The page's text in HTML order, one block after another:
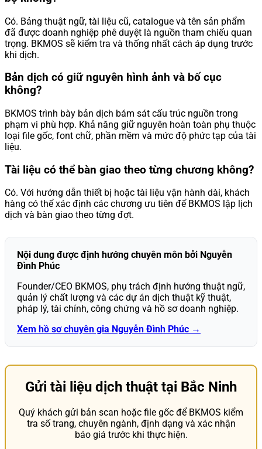
Có. Bảng thuật ngữ, tài liệu cũ, catalogue và tên sản phẩm
đã được doanh nghiệp phê duyệt là nguồn tham chiếu quan
trọng. BKMOS sẽ kiểm tra và thống nhất cách áp dụng trước
khi dịch.
Bản dịch có giữ nguyên hình ảnh và bố cục
không?
BKMOS trình bày bản dịch bám sát cấu trúc nguồn trong
phạm vi phù hợp. Khả năng giữ nguyên hoàn toàn phụ thuộc
loại file gốc, font chữ, phần mềm và mức độ phức tạp của tài
liệu.
Tài liệu có thể bàn giao theo từng chương không?
Có. Với hướng dẫn thiết bị hoặc tài liệu vận hành dài, khách
hàng có thể xác định các chương ưu tiên để BKMOS lập lịch
dịch và bàn giao theo từng đợt.
Nội dung được định hướng chuyên môn bởi Nguyễn
Đình Phúc
Founder/CEO BKMOS, phụ trách định hướng thuật ngữ,
quản lý chất lượng và các dự án dịch thuật kỹ thuật,
pháp lý, tài chính, công chứng và hồ sơ doanh nghiệp.
Xem hồ sơ chuyên gia Nguyễn Đình Phúc →
Gửi tài liệu dịch thuật tại Bắc Ninh
Quý khách gửi bản scan hoặc file gốc để BKMOS kiểm
tra số trang, chuyên ngành, định dạng và xác nhận
báo giá trước khi thực hiện.